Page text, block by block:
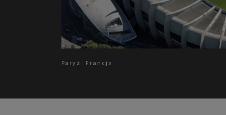
Paryż Francja